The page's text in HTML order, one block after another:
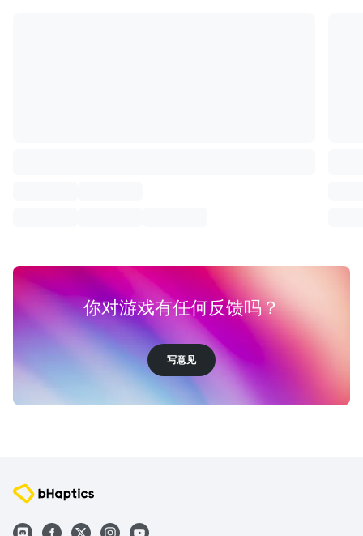
你对游戏有任何反馈吗？
写意见